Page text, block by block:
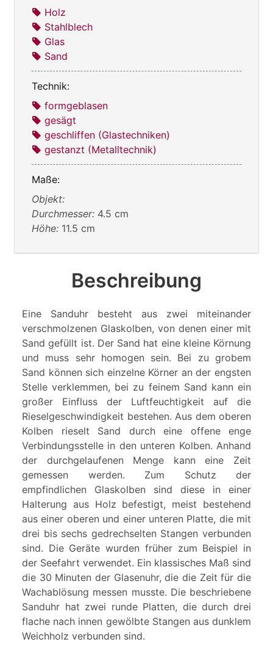
Holz
Stahlblech
Glas
Sand
Technik:
formgeblasen
gesägt
geschliffen (Glastechniken)
gestanzt (Metalltechnik)
Maße:
Objekt:
Durchmesser: 4.5 cm
Höhe: 11.5 cm
Beschreibung
Eine Sanduhr besteht aus zwei miteinander
verschmolzenen Glaskolben, von denen einer mit
Sand gefüllt ist. Der Sand hat eine kleine Körnung
und muss sehr homogen sein. Bei zu grobem
Sand können sich einzelne Körner an der engsten
Stelle verklemmen, bei zu feinem Sand kann ein
großer Einfluss der Luftfeuchtigkeit auf die
Rieselgeschwindigkeit bestehen. Aus dem oberen
Kolben rieselt Sand durch eine offene enge
Verbindungsstelle in den unteren Kolben. Anhand
der durchgelaufenen Menge kann eine Zeit
gemessen werden. Zum Schutz der
empfindlichen Glaskolben sind diese in einer
Halterung aus Holz befestigt, meist bestehend
aus einer oberen und einer unteren Platte, die mit
drei bis sechs gedrechselten Stangen verbunden
sind. Die Geräte wurden früher zum Beispiel in
der Seefahrt verwendet. Ein klassisches Maß sind
die 30 Minuten der Glasenuhr, die die Zeit für die
Wachablösung messen musste. Die beschriebene
Sanduhr hat zwei runde Platten, die durch drei
flache nach innen gewölbte Stangen aus dunklem
Weichholz verbunden sind.